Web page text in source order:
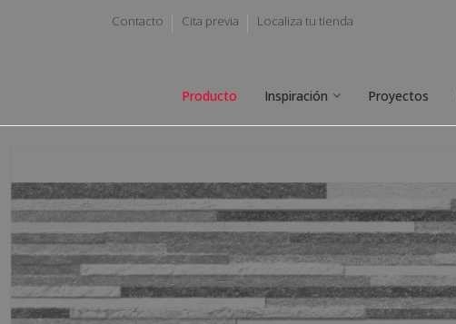
Contacto Cita previa Localiza tu tienda
Producto Inspiración Proyectos